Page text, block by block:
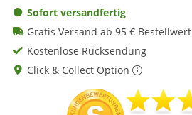
Sofort versandfertig
Gratis Versand ab 95 € Bestellwert
Kostenlose Rücksendung
Click & Collect Option